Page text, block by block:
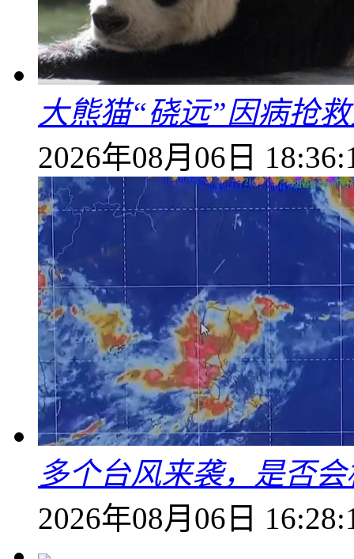
大熊猫“硗远”因病抢
2026年08月06日
多个台风来袭，是否
2026年08月06日